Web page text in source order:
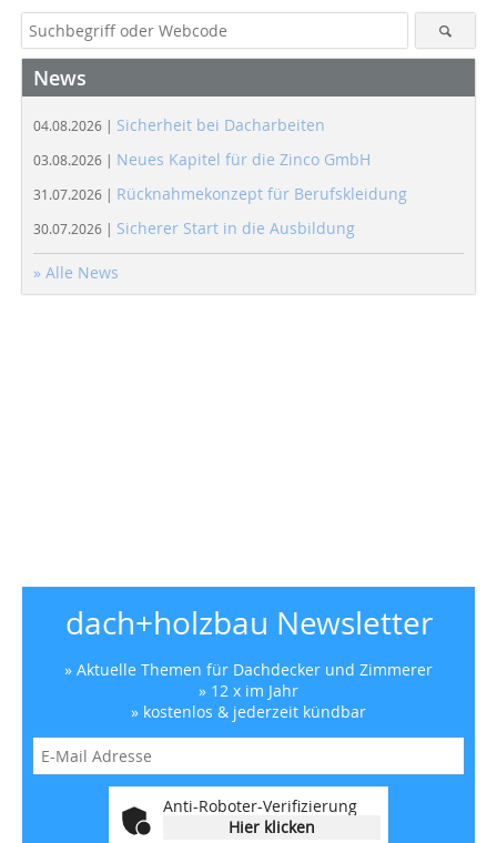
News
04.08.2026 | Sicherheit bei Dacharbeiten
03.08.2026 | Neues Kapitel für die Zinco GmbH
31.07.2026 | Rücknahmekonzept für Berufskleidung
30.07.2026 | Sicherer Start in die Ausbildung
» Alle News
dach+holzbau Newsletter
» Aktuelle Themen für Dachdecker und Zimmerer
» 12 x im Jahr
» kostenlos & jederzeit kündbar
Anti-Roboter-Verifizierung
Hier klicken